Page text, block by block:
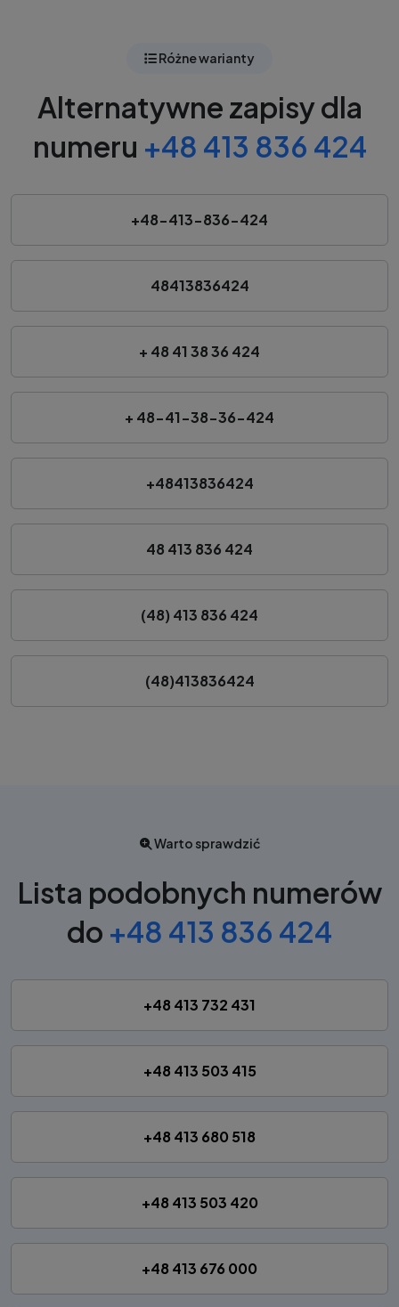
Różne warianty
Alternatywne zapisy dla
numeru +48 413 836 424
+48-413-836-424
48413836424
+ 48 41 38 36 424
+ 48-41-38-36-424
+48413836424
48 413 836 424
(48) 413 836 424
(48)413836424
Warto sprawdzić
Lista podobnych numerów
do +48 413 836 424
+48 413 732 431
+48 413 503 415
+48 413 680 518
+48 413 503 420
+48 413 676 000